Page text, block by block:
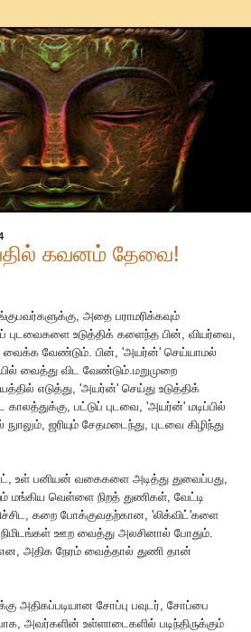
கவனம் தேவை!
அதை பராமரிக்கவும்
புடவைகளை உடுத்திக் களைந்த பின் வியர்வை
வைக்க வேண்டும் பின் , 'அயர்ன்' செய்யாமல்
வைத்து விட வேண்டும் மறுமுறை
எடுத்து , 'அயர்ன்' செய்து உடுத்திக்
காலத்துக்கு பட்டுப் புடவை , 'அயர்ன்' மடிப்பில்
நுாலும் ஜரியும் சேதமடைந்து புடவை கிழிந்து
உள் பனியன் வகைகளை அடித்து துவைப்பது
மங்கிய வெள்ளை நிறத் துணிகள் வேட்டி
கறை போக்குவதற்கான , 'லிக்விட் 'களை
நிமிடங்கள் ஊற வைத்து அலசினால் போதும்
அதிக நேரம் வைத்தால் துணி தான்
அதிகப்படியான சோப்பு பவுடர் சோப்பை
அவர்களின் உள்ளாடைகளில் படிந்திருக்கும்